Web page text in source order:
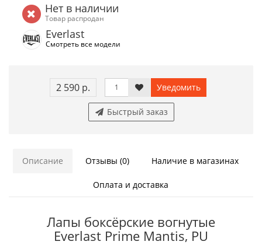
Нет в наличии
Товар распродан
Everlast
Смотреть все модели
2 590 р. Уведомить
Быстрый заказ
Описание Отзывы (0) Наличие в магазинах
Оплата и доставка
Лапы боксёрские вогнутые
Everlast Prime Mantis, PU